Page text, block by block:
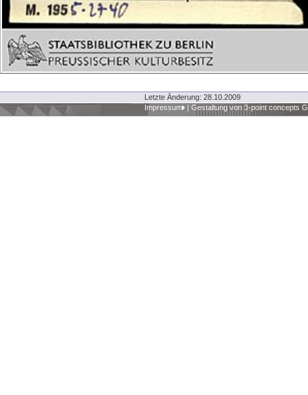
Letzte Änderung: 28.10.2009
Impressum
| Gestaltung von 3-point concepts